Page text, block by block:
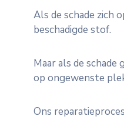
Als de schade zich
beschadigde stof.
Maar als de
op ongewenste
Ons